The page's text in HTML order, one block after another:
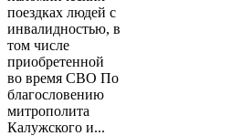
поездках людей с
инвалидностью, в
том числе
приобретенной
во время СВО По
благословению
митрополита
Калужского и...